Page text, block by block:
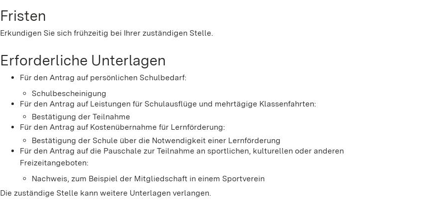
Fristen
Erkundigen Sie sich frühzeitig bei Ihrer zuständigen Stelle.
Erforderliche Unterlagen
Für den Antrag auf persönlichen Schulbedarf:
Schulbescheinigung
Für den Antrag auf Leistungen für Schulausflüge und mehrtägige Klassenfahrten:
Bestätigung der Teilnahme
Für den Antrag auf Kostenübernahme für Lernförderung:
Bestätigung der Schule über die Notwendigkeit einer Lernförderung
Für den Antrag auf die Pauschale zur Teilnahme an sportlichen, kulturellen oder anderen
Freizeitangeboten:
Nachweis, zum Beispiel der Mitgliedschaft in einem Sportverein
Die zuständige Stelle kann weitere Unterlagen verlangen.